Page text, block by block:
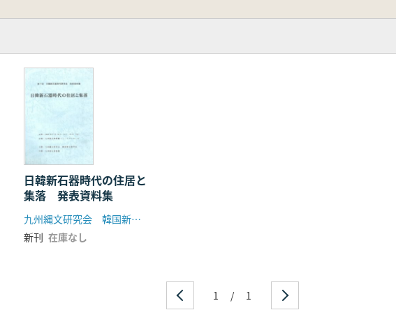
々の動向
る「島々の考古学」
と縄文時代遺跡の様相
ける島の様相
島々と縄文遺跡
要 礁民文化の成立と展開
ぜ島を目指すか 】
ぜ海にに飛ひ出したか」
想い 思い出すことども」
考古学」
学へのいざない 琉球列島奄美・沖縄諸島を中心として」
ハンス島から考える 人はなぜ島をめざすか 結界と開放空間、そして理想郷
日韓新石器時代の住居と
集落 発表資料集
九州縄文研究会 韓国新石器学会
新刊 在庫なし
1 / 1